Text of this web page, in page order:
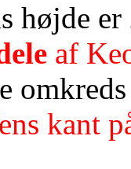
højde
af
kant